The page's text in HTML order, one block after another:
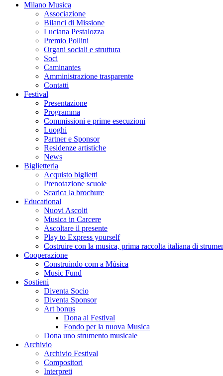
Milano Musica
Associazione
Bilanci di Missione
Luciana Pestalozza
Premio Pollini
Organi sociali e struttura
Soci
Caminantes
Amministrazione trasparente
Contatti
Festival
Presentazione
Programma
Commissioni e prime esecuzioni
Luoghi
Partner e Sponsor
Residenze artistiche
News
Biglietteria
Acquisto biglietti
Prenotazione scuole
Scarica la brochure
Educational
Nuovi Ascolti
Musica in Carcere
Ascoltare il presente
Play to Express yourself
Costruire con la musica, prima raccolta italiana di
Cooperazione
Construindo com a Música
Music Fund
Sostieni
Diventa Socio
Diventa Sponsor
Art bonus
Dona al Festival
Fondo per la nuova Musica
Dona uno strumento musicale
Archivio
Archivio Festival
Compositori
Interpreti